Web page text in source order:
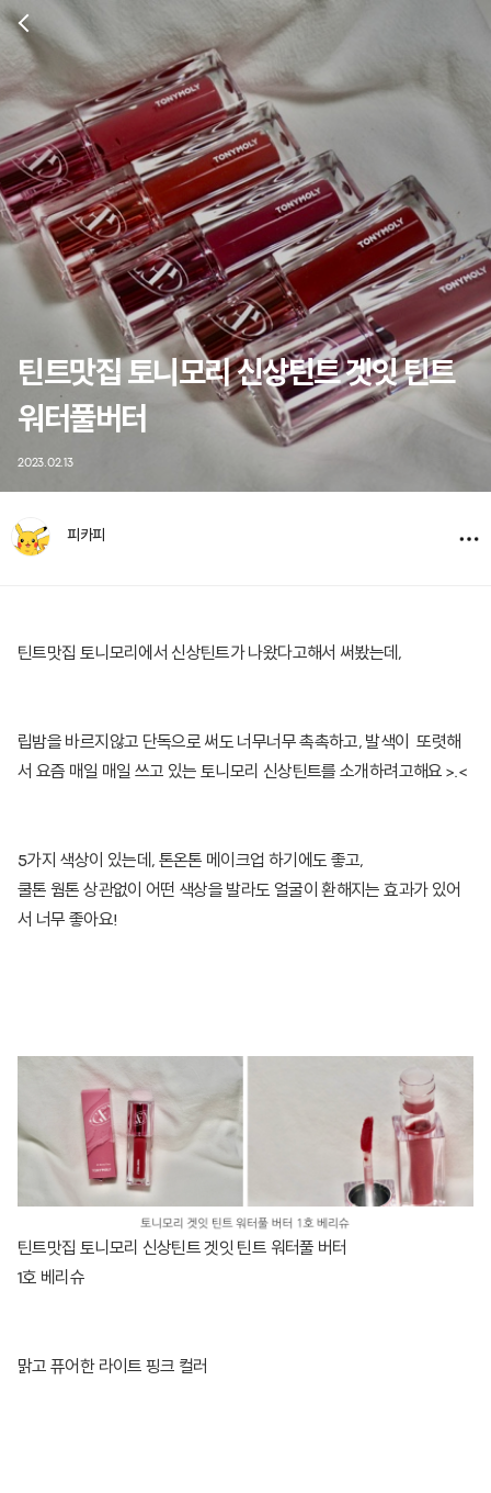
틴트맛집 토니모리 신상틴트 겟잇 틴트
워터풀버터
2023.02.13
피카피
틴트맛집 토니모리에서 신상틴트가 나왔다고해서 써봤는데,
립밤을 바르지않고 단독으로 써도 너무너무 촉촉하고, 발색이 또렷해
서 요즘 매일 매일 쓰고 있는 토니모리 신상틴트를 소개하려고해요 >.<
5가지 색상이 있는데, 톤온톤 메이크업 하기에도 좋고,
쿨톤 웜톤 상관없이 어떤 색상을 발라도 얼굴이 환해지는 효과가 있어
서 너무 좋아요!
틴트맛집 토니모리 신상틴트 겟잇 틴트 워터풀 버터
1호 베리슈
맑고 퓨어한 라이트 핑크 컬러